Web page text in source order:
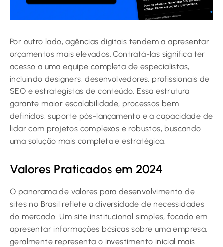
Por outro lado, agências digitais tendem a apresentar
orçamentos mais elevados. Contratá-las significa ter
acesso a uma equipe completa de especialistas,
incluindo designers, desenvolvedores, profissionais de
SEO e estrategistas de conteúdo. Essa estrutura
garante maior escalabilidade, processos bem
definidos, suporte pós-lançamento e a capacidade de
lidar com projetos complexos e robustos, buscando
uma solução mais completa e estratégica.
Valores Praticados em 2024
O panorama de valores para desenvolvimento de
sites no Brasil reflete a diversidade de necessidades
do mercado. Um site institucional simples, focado em
apresentar informações básicas sobre uma empresa,
geralmente representa o investimento inicial mais